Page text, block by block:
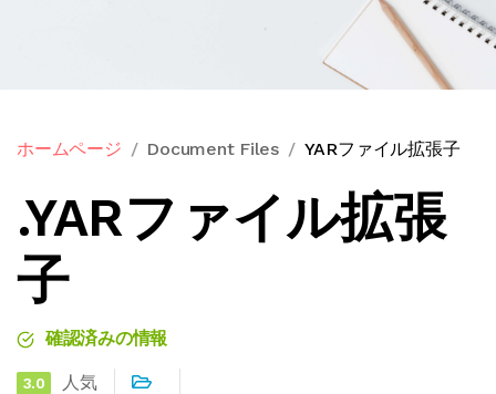
ホームページ Document Files YARファイル拡張子
.YARファイル拡張
子
確認済みの情報
3.0 人気